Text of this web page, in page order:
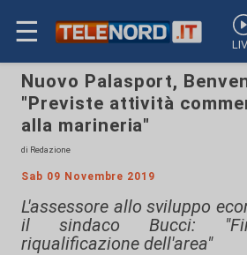
☰
Nuovo Palasport,
"Previste attività
alla marineria"
di Redazione
Sab 09 Novembre 2019
L'assessore allo sviluppo
il sindaco Bucci:
riqualificazione dell'area"